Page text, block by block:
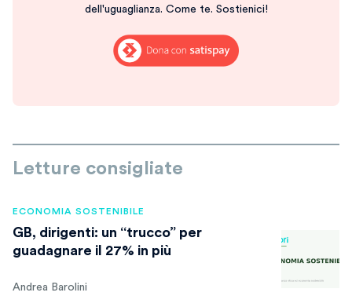
dell'uguaglianza. Come te. Sostienici!
Letture consigliate
ECONOMIA SOSTENIBILE
GB, dirigenti: un “trucco” per
guadagnare il 27% in più
Andrea Barolini